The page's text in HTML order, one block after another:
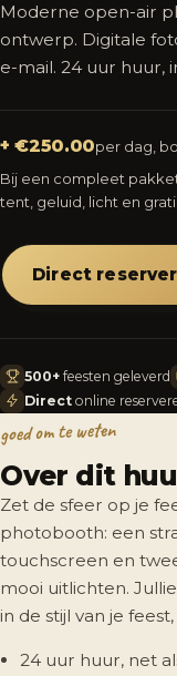
Moderne open-air
ontwerp. Digitale
e-mail. 24 uur huur,
+ €250.00per dag,
Bij een compleet
tent, geluid, licht en
Direct
500+ feesten geleverd
Direct online
goed om te weten
Over dit
Zet de sfeer op je
photobooth: een
touchscreen en
mooi uitlichten.
in de stijl van je
24 uur huur, net